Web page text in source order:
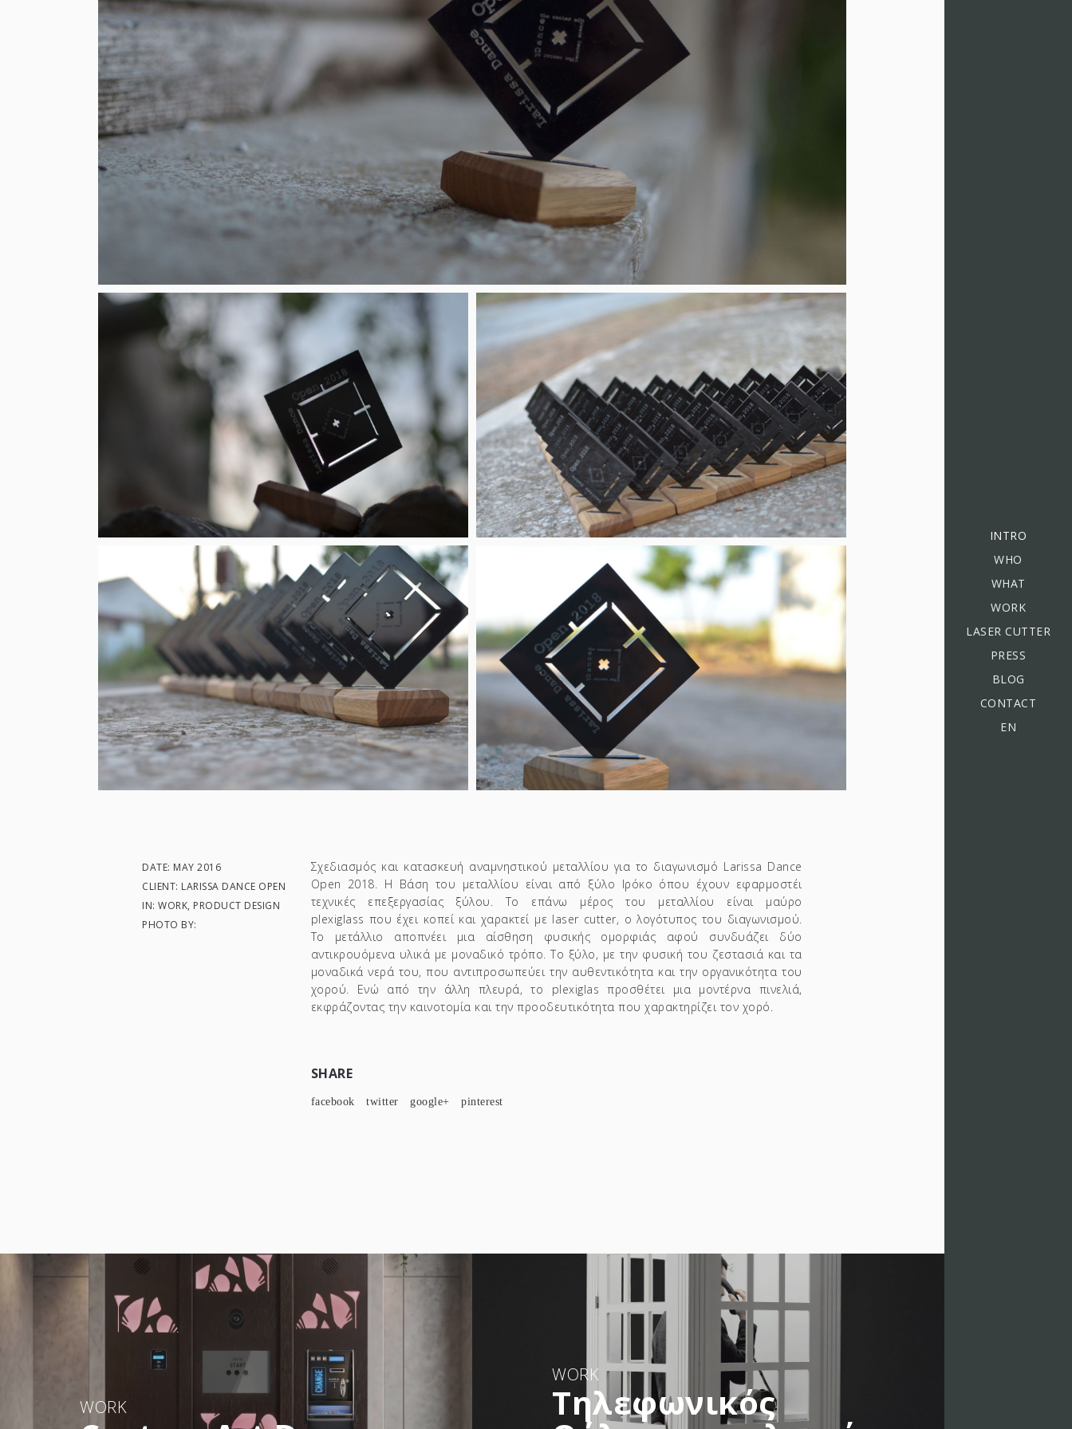
INTRO
WHO
WHAT
WORK
LASER CUTTER
PRESS
BLOG
CONTACT
EN
DATE: MAY 2016
CLIENT: LARISSA DANCE OPEN
IN: WORK, PRODUCT DESIGN
PHOTO BY:
Σχεδιασμός και κατασκευή αναμνηστικού μεταλλίου για το διαγωνισμό Larissa Dance
Open 2018. Η Βάση του μεταλλίου είναι από ξύλο Ιρόκο όπου έχουν εφαρμοστέι
τεχνικές επεξεργασίας ξύλου. Το επάνω μέρος του μεταλλίου είναι μαύρο
plexiglass που έχει κοπεί και χαρακτεί με laser cutter, ο λογότυπος του διαγωνισμού.
Το μετάλλιο αποπνέει μια αίσθηση φυσικής ομορφιάς αφού συνδυάζει δύο
αντικρουόμενα υλικά με μοναδικό τρόπο. Το ξύλο, με την φυσική του ζεστασιά και τα
μοναδικά νερά του, που αντιπροσωπεύει την αυθεντικότητα και την οργανικότητα του
χορού. Ενώ από την άλλη πλευρά, το plexiglas προσθέτει μια μοντέρνα πινελιά,
εκφράζοντας την καινοτομία και την προοδευτικότητα που χαρακτηρίζει τον χορό.
SHARE
facebook twitter google+ pinterest
WORK
WORK
Τηλεφωνικός